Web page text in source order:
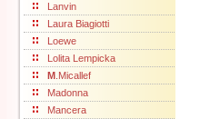
Lanvin
Laura Biagiotti
Loewe
Lolita Lempicka
M .Micallef
Madonna
Mancera